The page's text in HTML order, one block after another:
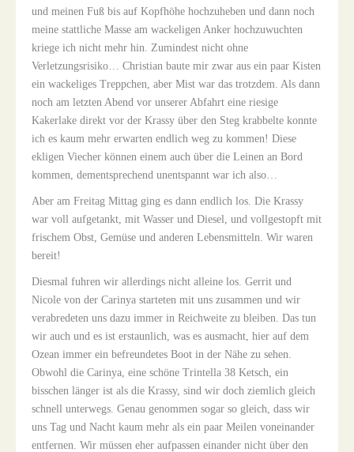
und meinen Fuß bis auf Kopfhöhe hochzuheben und dann noch
meine stattliche Masse am wackeligen Anker hochzuwuchten
kriege ich nicht mehr hin. Zumindest nicht ohne
Verletzungsrisiko… Christian baute mir zwar aus ein paar Kisten
ein wackeliges Treppchen, aber Mist war das trotzdem. Als dann
noch am letzten Abend vor unserer Abfahrt eine riesige
Kakerlake direkt vor der Krassy über den Steg krabbelte konnte
ich es kaum mehr erwarten endlich weg zu kommen! Diese
ekligen Viecher können einem auch über die Leinen an Bord
kommen, dementsprechend unentspannt war ich also…
Aber am Freitag Mittag ging es dann endlich los. Die Krassy
war voll aufgetankt, mit Wasser und Diesel, und vollgestopft mit
frischem Obst, Gemüse und anderen Lebensmitteln. Wir waren
bereit!
Diesmal fuhren wir allerdings nicht alleine los. Gerrit und
Nicole von der Carinya starteten mit uns zusammen und wir
verabredeten uns dazu immer in Reichweite zu bleiben. Das tun
wir auch und es ist erstaunlich, was es ausmacht, hier auf dem
Ozean immer ein befreundetes Boot in der Nähe zu sehen.
Obwohl die Carinya, eine schöne Trintella 38 Ketsch, ein
bisschen länger ist als die Krassy, sind wir doch ziemlich gleich
schnell unterwegs. Genau genommen sogar so gleich, dass wir
uns Tag und Nacht kaum mehr als ein paar Meilen voneinander
entfernen. Wir müssen eher aufpassen einander nicht über den